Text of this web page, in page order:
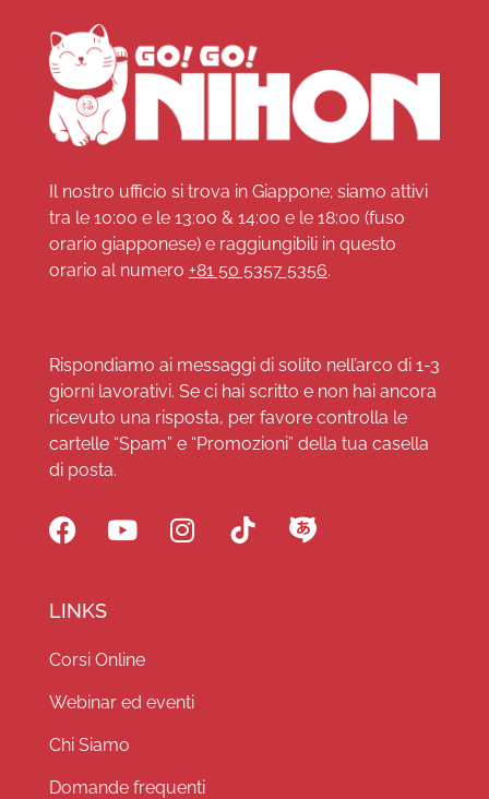
Il nostro ufficio si trova in Giappone; siamo attivi
tra le 10:00 e le 13:00 & 14:00 e le 18:00 (fuso
orario giapponese) e raggiungibili in questo
orario al numero +81 50 5357 5356.
Rispondiamo ai messaggi di solito nell’arco di 1-3
giorni lavorativi. Se ci hai scritto e non hai ancora
ricevuto una risposta, per favore controlla le
cartelle “Spam” e “Promozioni” della tua casella
di posta.
LINKS
Corsi Online
Webinar ed eventi
Chi Siamo
Domande frequenti